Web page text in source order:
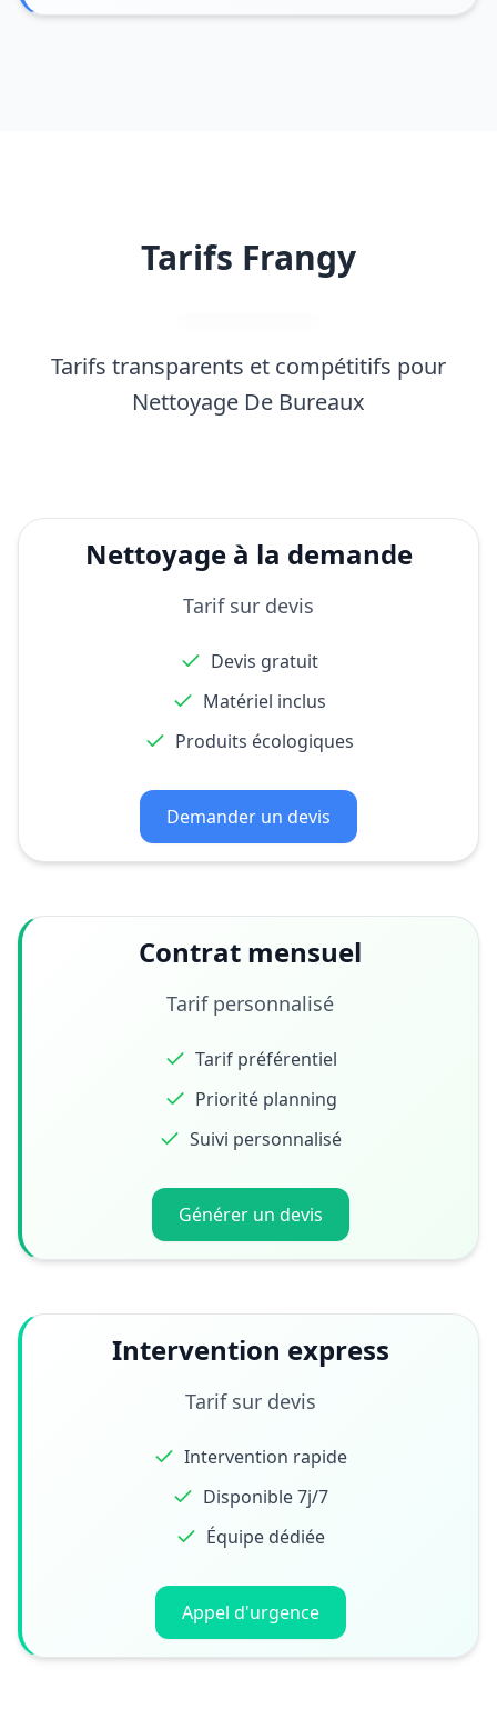
Tarifs Frangy
Tarifs transparents et compétitifs pour
Nettoyage De Bureaux
Nettoyage à la demande
Tarif sur devis
Devis gratuit
Matériel inclus
Produits écologiques
Demander un devis
Contrat mensuel
Tarif personnalisé
Tarif préférentiel
Priorité planning
Suivi personnalisé
Générer un devis
Intervention express
Tarif sur devis
Intervention rapide
Disponible 7j/7
Équipe dédiée
Appel d'urgence